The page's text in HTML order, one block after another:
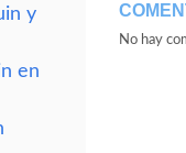
y
en
No hay